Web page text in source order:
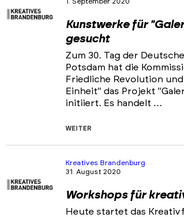
Portfolios
Kunstwerke für
gesucht
Zum 30. Tag der
Potsdam hat die
Friedliche Revolution
Einheit" das Projekt
initiiert. Es handelt …
WEITER
Kreatives Brandenburg
31. August 2020
Workshops für
Heute startet das